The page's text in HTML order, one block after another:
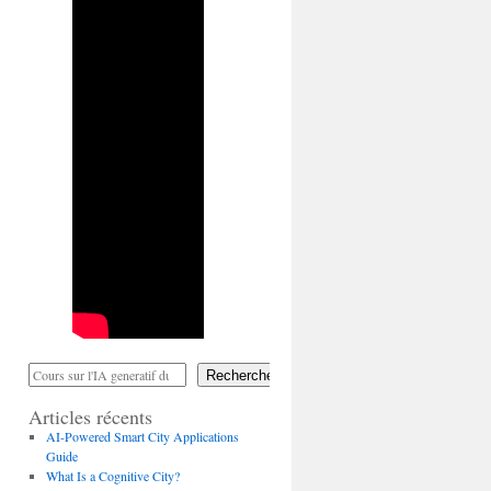
Rechercher
Articles récents
AI-Powered Smart City Applications
Guide
What Is a Cognitive City?